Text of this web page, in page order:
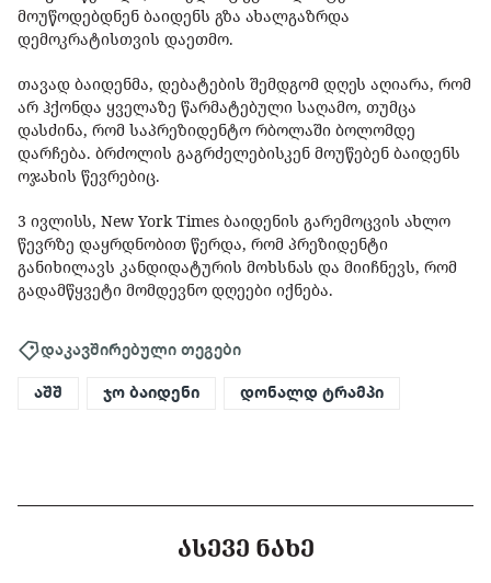
მოუწოდებდნენ ბაიდენს გზა ახალგაზრდა
დემოკრატისთვის დაეთმო.
თავად ბაიდენმა, დებატების შემდგომ დღეს აღიარა, რომ
არ ჰქონდა ყველაზე წარმატებული საღამო, თუმცა
დასძინა, რომ საპრეზიდენტო რბოლაში ბოლომდე
დარჩება. ბრძოლის გაგრძელებისკენ მოუწებენ ბაიდენს
ოჯახის წევრებიც.
3 ივლისს, New York Times ბაიდენის გარემოცვის ახლო
წევრზე დაყრდნობით წერდა, რომ პრეზიდენტი
განიხილავს კანდიდატურის მოხსნას და მიიჩნევს, რომ
გადამწყვეტი მომდევნო დღეები იქნება.
დაკავშირებული თეგები
აშშ ჯო ბაიდენი დონალდ ტრამპი
ᲐᲡᲔᲕᲔ ᲜᲐᲮᲔ